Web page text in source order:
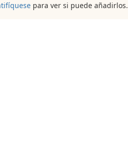
para ver si puede añadirlos.